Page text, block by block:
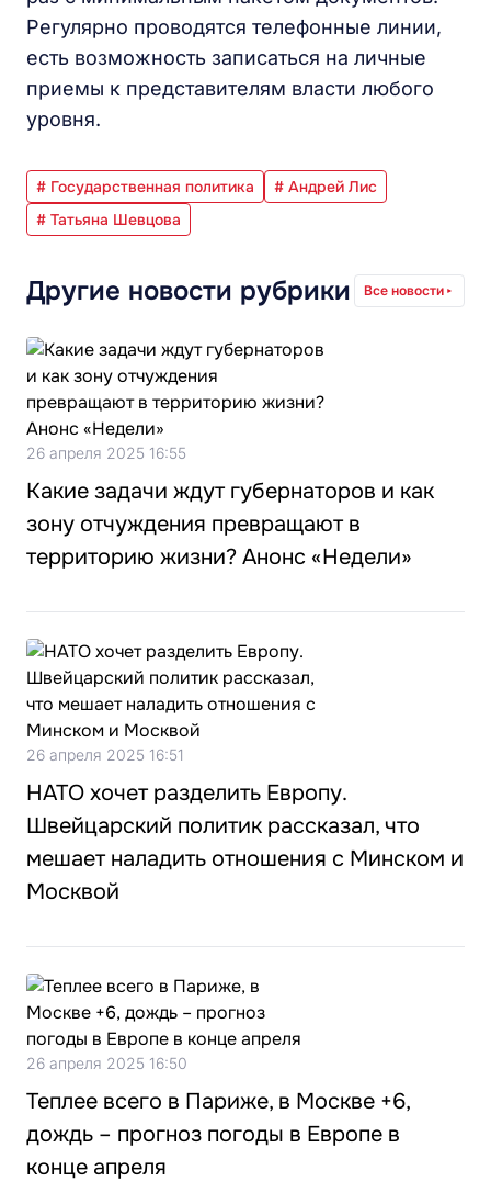
Регулярно проводятся телефонные линии,
есть возможность записаться на личные
приемы к представителям власти любого
уровня.
# Государственная политика
# Андрей Лис
# Татьяна Шевцова
Другие новости рубрики Все новости
26 апреля 2025 16:55
Какие задачи ждут губернаторов и как
зону отчуждения превращают в
территорию жизни? Анонс «Недели»
26 апреля 2025 16:51
НАТО хочет разделить Европу.
Швейцарский политик рассказал, что
мешает наладить отношения с Минском и
Москвой
26 апреля 2025 16:50
Теплее всего в Париже, в Москве +6,
дождь – прогноз погоды в Европе в
конце апреля